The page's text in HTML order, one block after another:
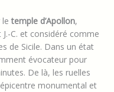
letemple d’Apollon,
C. et considéré comme
de Sicile. Dans un état
évocateur pour
De là, les ruelles
monumental et